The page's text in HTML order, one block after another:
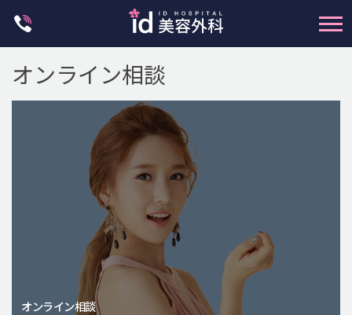
脂肪注入(アンチエイジング)
オンライン相談
オンライン相談